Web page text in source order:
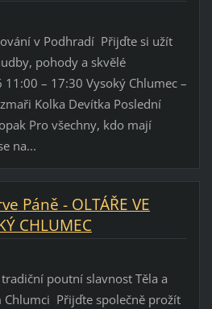
v Podhradí Přijďte si užít
pohody a skvělé
– 17:30 Vysoký Chlumec –
Kolka Devítka Poslední
Pro všechny, kdo mají
na...
Páně - OLTÁŘE VE
CHLUMEC
poutní slavnost Těla a
Chlumci Přijďte společně prožít